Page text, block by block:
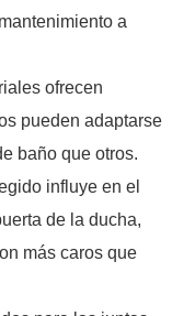
a
ofrecen
pueden adaptarse
baño que otros.
influye en el
de la ducha,
más caros que